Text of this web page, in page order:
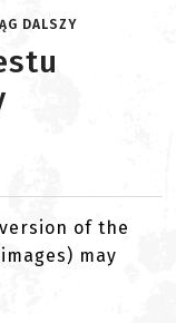
DALSZY
of the
may